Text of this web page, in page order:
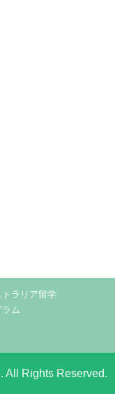
トラリア留学
ラム
All Rights Reserved.